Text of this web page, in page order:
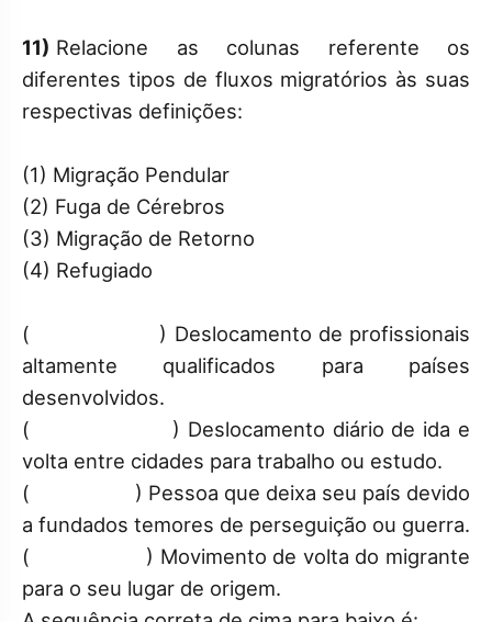
11) Relacione as colunas referente os
diferentes tipos de fluxos migratórios às suas
respectivas definições:
(1) Migração Pendular
(2) Fuga de Cérebros
(3) Migração de Retorno
(4) Refugiado
( ) Deslocamento de profissionais
altamente qualificados para países
desenvolvidos.
( ) Deslocamento diário de ida e
volta entre cidades para trabalho ou estudo.
( ) Pessoa que deixa seu país devido
a fundados temores de perseguição ou guerra.
( ) Movimento de volta do migrante
para o seu lugar de origem.